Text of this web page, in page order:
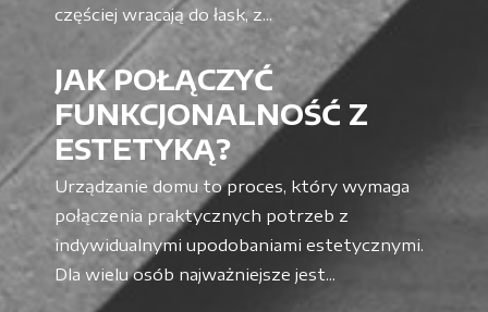
częściej wracają do łask, z...
JAK POŁĄCZYĆ
FUNKCJONALNOŚĆ Z
ESTETYKĄ?
Urządzanie domu to proces, który wymaga
połączenia praktycznych potrzeb z
indywidualnymi upodobaniami estetycznymi.
Dla wielu osób najważniejsze jest...